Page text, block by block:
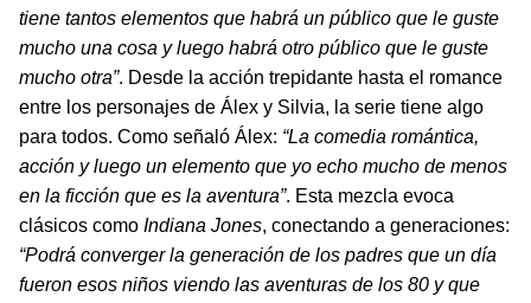
tiene tantos elementos que habrá un público que le guste
mucho una cosa y luego habrá otro público que le guste
mucho otra”. Desde la acción trepidante hasta el romance
entre los personajes de Álex y Silvia, la serie tiene algo
para todos. Como señaló Álex: “La comedia romántica,
acción y luego un elemento que yo echo mucho de menos
en la ficción que es la aventura”. Esta mezcla evoca
clásicos como Indiana Jones, conectando a generaciones:
“Podrá converger la generación de los padres que un día
fueron esos niños viendo las aventuras de los 80 y que